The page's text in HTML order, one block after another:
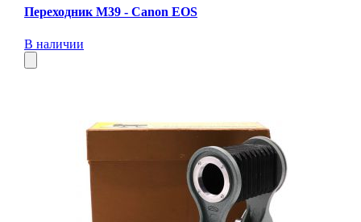
Переходник M39 - Canon EOS
В наличии